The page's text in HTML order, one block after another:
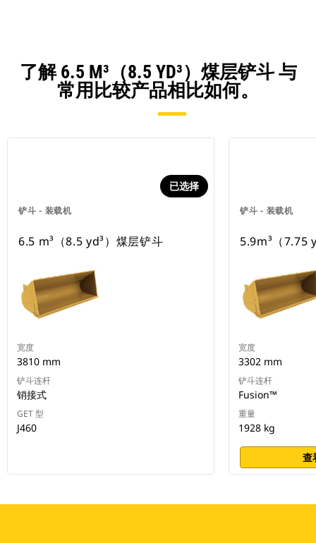
了解 6.5 M³（8.5 YD³）煤层铲斗 与
常用比较产品相比如何。
铲斗 - 装载机
已选择
6.5 m³（8.5 yd³）煤层铲斗
宽度
3810 mm
铲斗连杆
销接式
GET 型
J460
铲斗 - 装载机
5.9m³（7.75
宽度
3302 mm
铲斗连杆
Fusion™
重量
1928 kg
查